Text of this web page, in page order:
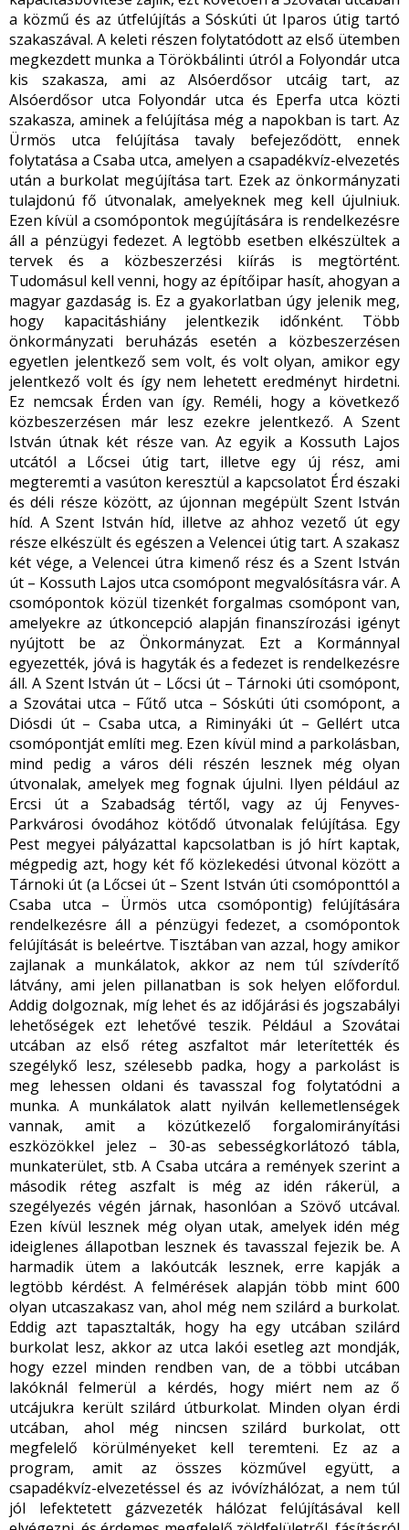
a közmű és az útfelújítás a Sóskúti út Iparos útig tartó
szakaszával. A keleti részen folytatódott az első ütemben
megkezdett munka a Törökbálinti útról a Folyondár utca
kis szakasza, ami az Alsóerdősor utcáig tart, az
Alsóerdősor utca Folyondár utca és Eperfa utca közti
szakasza, aminek a felújítása még a napokban is tart. Az
Ürmös utca felújítása tavaly befejeződött, ennek
folytatása a Csaba utca, amelyen a csapadékvíz-elvezetés
után a burkolat megújítása tart. Ezek az önkormányzati
tulajdonú fő útvonalak, amelyeknek meg kell újulniuk.
Ezen kívül a csomópontok megújítására is rendelkezésre
áll a pénzügyi fedezet. A legtöbb esetben elkészültek a
tervek és a közbeszerzési kiírás is megtörtént.
Tudomásul kell venni, hogy az építőipar hasít, ahogyan a
magyar gazdaság is. Ez a gyakorlatban úgy jelenik meg,
hogy kapacitáshiány jelentkezik időnként. Több
önkormányzati beruházás esetén a közbeszerzésen
egyetlen jelentkező sem volt, és volt olyan, amikor egy
jelentkező volt és így nem lehetett eredményt hirdetni.
Ez nemcsak Érden van így. Reméli, hogy a következő
közbeszerzésen már lesz ezekre jelentkező. A Szent
István útnak két része van. Az egyik a Kossuth Lajos
utcától a Lőcsei útig tart, illetve egy új rész, ami
megteremti a vasúton keresztül a kapcsolatot Érd északi
és déli része között, az újonnan megépült Szent István
híd. A Szent István híd, illetve az ahhoz vezető út egy
része elkészült és egészen a Velencei útig tart. A szakasz
két vége, a Velencei útra kimenő rész és a Szent István
út – Kossuth Lajos utca csomópont megvalósításra vár. A
csomópontok közül tizenkét forgalmas csomópont van,
amelyekre az útkoncepció alapján finanszírozási igényt
nyújtott be az Önkormányzat. Ezt a Kormánnyal
egyezették, jóvá is hagyták és a fedezet is rendelkezésre
áll. A Szent István út – Lőcsi út – Tárnoki úti csomópont,
a Szovátai utca – Fűtő utca – Sóskúti úti csomópont, a
Diósdi út – Csaba utca, a Riminyáki út – Gellért utca
csomópontját említi meg. Ezen kívül mind a parkolásban,
mind pedig a város déli részén lesznek még olyan
útvonalak, amelyek meg fognak újulni. Ilyen például az
Ercsi út a Szabadság tértől, vagy az új Fenyves-
Parkvárosi óvodához kötődő útvonalak felújítása. Egy
Pest megyei pályázattal kapcsolatban is jó hírt kaptak,
mégpedig azt, hogy két fő közlekedési útvonal között a
Tárnoki út (a Lőcsei út – Szent István úti csomóponttól a
Csaba utca – Ürmös utca csomópontig) felújítására
rendelkezésre áll a pénzügyi fedezet, a csomópontok
felújítását is beleértve. Tisztában van azzal, hogy amikor
zajlanak a munkálatok, akkor az nem túl szívderítő
látvány, ami jelen pillanatban is sok helyen előfordul.
Addig dolgoznak, míg lehet és az időjárási és jogszabályi
lehetőségek ezt lehetővé teszik. Például a Szovátai
utcában az első réteg aszfaltot már leterítették és
szegélykő lesz, szélesebb padka, hogy a parkolást is
meg lehessen oldani és tavasszal fog folytatódni a
munka. A munkálatok alatt nyilván kellemetlenségek
vannak, amit a közútkezelő forgalomirányítási
eszközökkel jelez – 30-as sebességkorlátozó tábla,
munkaterület, stb. A Csaba utcára a remények szerint a
második réteg aszfalt is még az idén rákerül, a
szegélyezés végén járnak, hasonlóan a Szövő utcával.
Ezen kívül lesznek még olyan utak, amelyek idén még
ideiglenes állapotban lesznek és tavasszal fejezik be. A
harmadik ütem a lakóutcák lesznek, erre kapják a
legtöbb kérdést. A felmérések alapján több mint 600
olyan utcaszakasz van, ahol még nem szilárd a burkolat.
Eddig azt tapasztalták, hogy ha egy utcában szilárd
burkolat lesz, akkor az utca lakói esetleg azt mondják,
hogy ezzel minden rendben van, de a többi utcában
lakóknál felmerül a kérdés, hogy miért nem az ő
utcájukra került szilárd útburkolat. Minden olyan érdi
utcában, ahol még nincsen szilárd burkolat, ott
megfelelő körülményeket kell teremteni. Ez az a
program, amit az összes közművel együtt, a
csapadékvíz-elvezetéssel és az ivóvízhálózat, a nem túl
jól lefektetett gázvezeték hálózat felújításával kell